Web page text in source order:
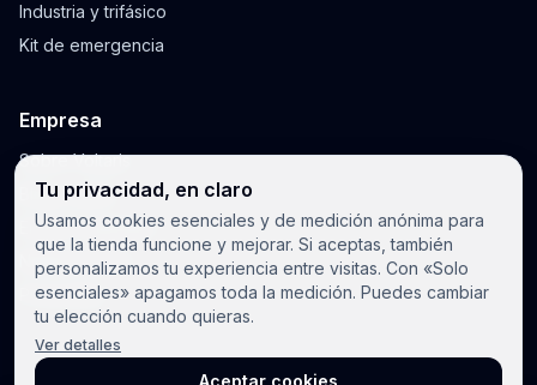
Tu privacidad, en claro
Usamos cookies esenciales y de medición anónima para
que la tienda funcione y mejorar. Si aceptas, también
personalizamos tu experiencia entre visitas. Con «Solo
esenciales» apagamos toda la medición. Puedes cambiar
tu elección cuando quieras.
Ver detalles
Aceptar cookies
Industria y trifásico
Kit de emergencia
Empresa
Sobre Voltaris
Blog y guías
Envíos y garantía
Notificaciones
Privacidad